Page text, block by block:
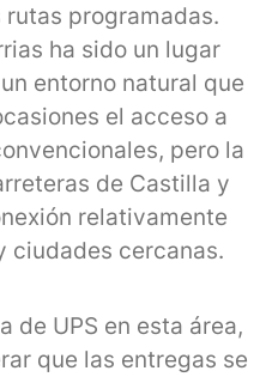
programadas.
ha sido un lugar
entorno natural que
el acceso a
pero la
de Castilla y
relativamente
ciudades cercanas.
de UPS en esta área,
que las entregas se